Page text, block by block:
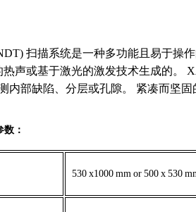
扫描系统是一种多功能且易于操
声或基于激光的激发技术生成的。
内部缺陷、分层或孔隙。 紧凑而坚
数：
530 x1000 mm or 500 x 530